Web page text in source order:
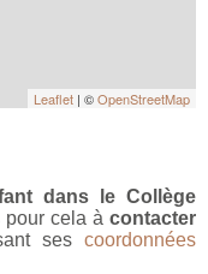
Leaflet | ©OpenStreetMap
dans le Collège
pour cela à contacter
sescoordonnées